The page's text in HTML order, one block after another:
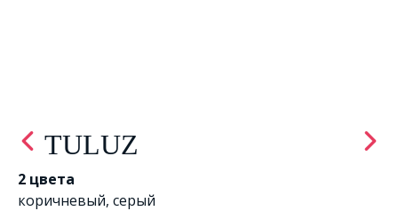
TULUZ
2 цвета
коричневый, серый